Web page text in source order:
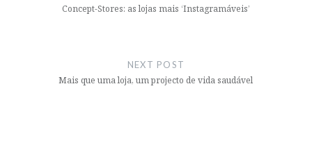
Concept-Stores: as lojas mais ‘Instagramáveis’
NEXT POST
Mais que uma loja, um projecto de vida saudável